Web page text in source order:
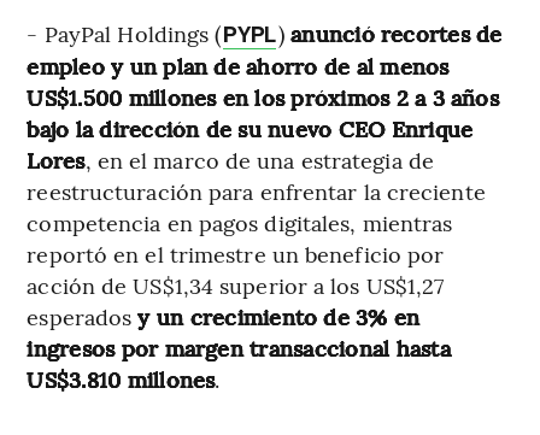
- PayPal Holdings (PYPL)anunció recortes de
empleo y un plan de ahorro de al menos
US$1.500 millones en los próximos 2 a 3 años
bajo la dirección de su nuevo CEO Enrique
Lores, en el marco de una estrategia de
reestructuración para enfrentar la creciente
competencia en pagos digitales, mientras
reportó en el trimestre un beneficio por
acción de US$1,34 superior a los US$1,27
esperadosy un crecimiento de 3% en
ingresos por margen transaccional hasta
US$3.810 millones.